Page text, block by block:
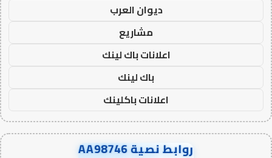
ديوان العرب
مشاريع
اعلانات باك لينك
باك لينك
اعلانات باكلينك
روابط نصية AA98746